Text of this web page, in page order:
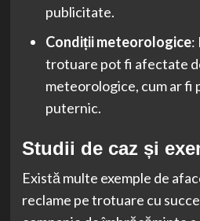
publicitate.
Condiții meteorologice:
trotuare pot fi afectate
meteorologice, cum ar fi
puternic.
Studii de caz și
Există multe exemple de
reclame pe trotuare cu